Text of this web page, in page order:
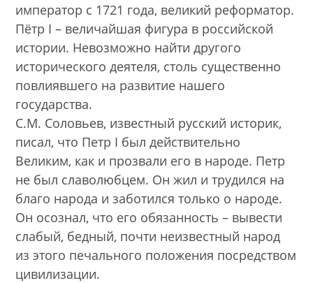
император с 1721 года, великий реформатор.
Пётр I – величайшая фигура в российской
истории. Невозможно найти другого
исторического деятеля, столь существенно
повлиявшего на развитие нашего
государства.
С.М. Соловьев, известный русский историк,
писал, что Петр I был действительно
Великим, как и прозвали его в народе. Петр
не был славолюбцем. Он жил и трудился на
благо народа и заботился только о народе.
Он осознал, что его обязанность – вывести
слабый, бедный, почти неизвестный народ
из этого печального положения посредством
цивилизации.